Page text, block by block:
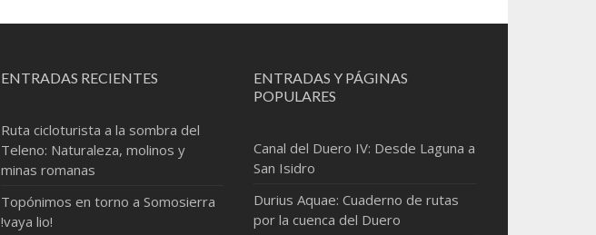
ENTRADAS RECIENTES
Ruta cicloturista a la sombra del
Teleno: Naturaleza, molinos y
minas romanas
Topónimos en torno a Somosierra
!vaya lio!
ENTRADAS Y PÁGINAS
POPULARES
Canal del Duero IV: Desde Laguna a
San Isidro
Durius Aquae: Cuaderno de rutas
por la cuenca del Duero